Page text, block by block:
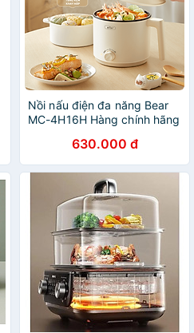
Nồi nấu điện đa năng Bear
MC-4H16H Hàng chính hãng
630.000 đ